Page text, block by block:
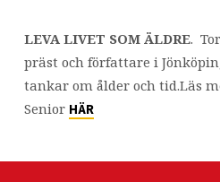
Senior
LEVA LIVET SOM ÄLDRE.
präst och författare i
tankar om ålder och tid.Läs
Senior HÄR